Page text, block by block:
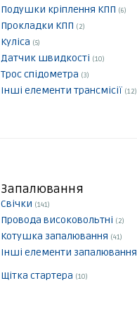
Подушки кріплення КПП (6)
Прокладки КПП (2)
Куліса (5)
Датчик швидкості (10)
Трос спідометра (3)
Інші елементи трансмісії (12)
Запалювання
Свічки (141)
Провода високовольтні (2)
Котушка запалювання (41)
Інші елементи запалювання
Щітка стартера (10)